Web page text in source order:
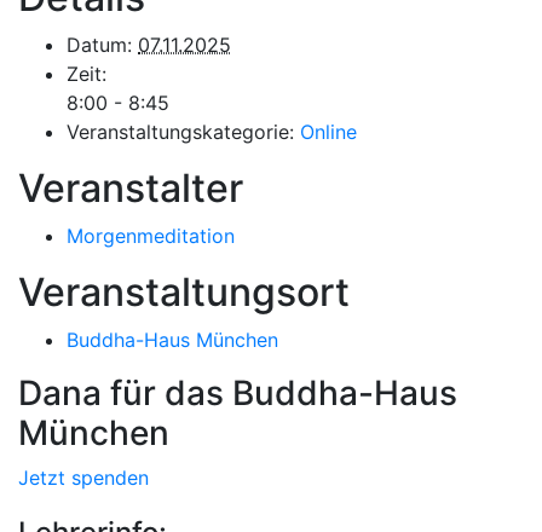
Datum: 07.11.2025
Zeit:
8:00 - 8:45
Veranstaltungskategorie: Online
Veranstalter
Morgenmeditation
Veranstaltungsort
Buddha-Haus München
Dana für das Buddha-Haus
München
Jetzt spenden